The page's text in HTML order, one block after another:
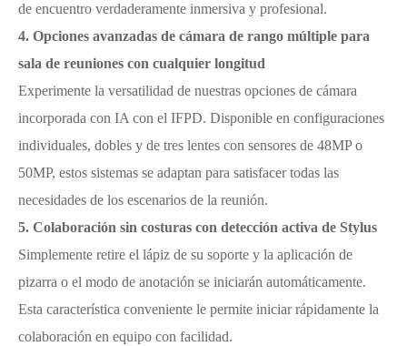
de encuentro verdaderamente inmersiva y profesional.
4. Opciones avanzadas de cámara de rango múltiple para
sala de reuniones con cualquier longitud
Experimente la versatilidad de nuestras opciones de cámara
incorporada con IA con el IFPD. Disponible en configuraciones
individuales, dobles y de tres lentes con sensores de 48MP o
50MP, estos sistemas se adaptan para satisfacer todas las
necesidades de los escenarios de la reunión.
5. Colaboración sin costuras con detección activa de Stylus
Simplemente retire el lápiz de su soporte y la aplicación de
pizarra o el modo de anotación se iniciarán automáticamente.
Esta característica conveniente le permite iniciar rápidamente la
colaboración en equipo con facilidad.